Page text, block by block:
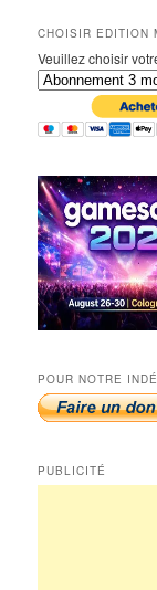
CHOISIR EDITION
Veuillez choisir
POUR NOTRE
PUBLICITÉ